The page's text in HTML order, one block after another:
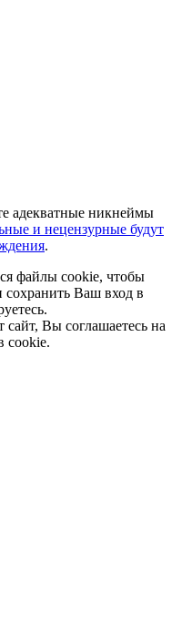
адекватные никнеймы
и нецензурные будут
.
файлы cookie, чтобы
сохранить Ваш вход в
сайт, Вы соглашаетесь на
cookie.